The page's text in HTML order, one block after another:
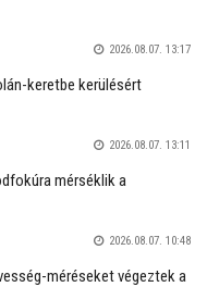
2026.08.07. 13:17
keretbe kerülésért
2026.08.07. 13:11
mérséklik a
2026.08.07. 10:48
méréseket végeztek a